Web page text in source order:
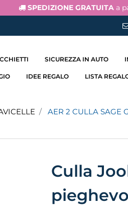
SPEDIZIONE GRATUITA a
SICUREZZA IN AUTO
IDEE REGALO LISTA
AER 2 CULLA SAGE
Culla